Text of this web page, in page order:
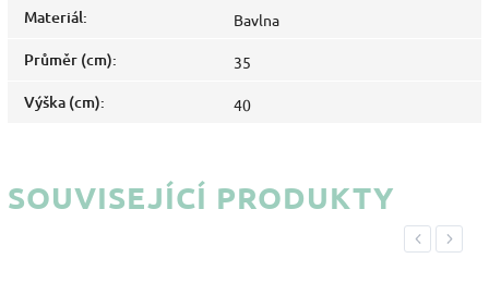
Materiál: Bavlna
Průměr (cm): 35
Výška (cm): 40
SOUVISEJÍCÍ PRODUKTY
Previous
Next